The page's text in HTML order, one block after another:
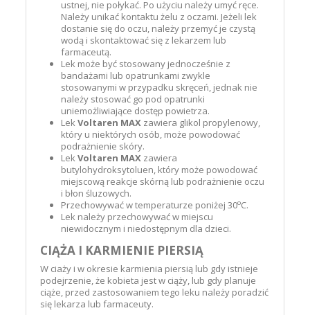
ustnej, nie połykać. Po użyciu należy umyć ręce.
Należy unikać kontaktu żelu z oczami. Jeżeli lek
dostanie się do oczu, należy przemyć je czystą
wodą i skontaktować się z lekarzem lub
farmaceutą.
Lek może być stosowany jednocześnie z
bandażami lub opatrunkami zwykle
stosowanymi w przypadku skręceń, jednak nie
należy stosować go pod opatrunki
uniemożliwiające dostęp powietrza.
LekVoltaren MAX zawiera glikol propylenowy,
który u niektórych osób, może powodować
podrażnienie skóry.
LekVoltaren MAX zawiera
butylohydroksytoluen, który może powodować
miejscową reakcje skórną lub podrażnienie oczu
i błon śluzowych.
Przechowywać w temperaturze poniżej 30oC.
Lek należy przechowywać w miejscu
niewidocznym i niedostępnym dla dzieci.
CIĄŻA I KARMIENIE PIERSIĄ
W ciaży i w okresie karmienia piersią lub gdy istnieje
podejrzenie, że kobieta jest w ciąży, lub gdy planuje
ciąże, przed zastosowaniem tego leku należy poradzić
się lekarza lub farmaceuty.